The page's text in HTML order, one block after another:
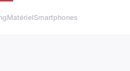
MatérielSmartphones